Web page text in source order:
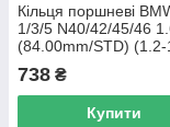
Кільця поршневі
1/3/5 N40/42/45/46
(84.00mm/STD) (1.2-
MAHLE 081 RS
UA62
738 ₴
Купити